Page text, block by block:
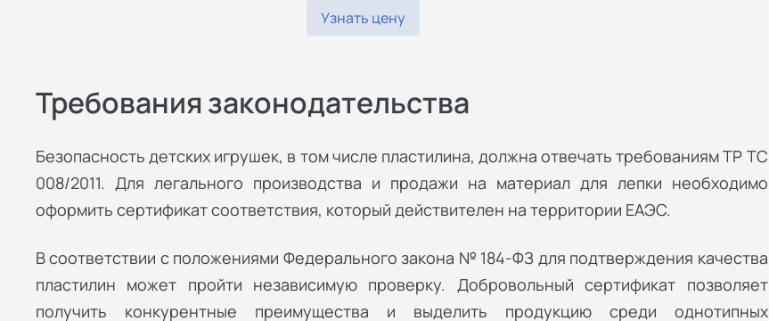
Узнать цену
Требования законодательства
Безопасность детских игрушек, в том числе пластилина, должна отвечать требованиям ТР ТС
008/2011. Для легального производства и продажи на материал для лепки необходимо
оформить сертификат соответствия, который действителен на территории ЕАЭС.
В соответствии с положениями Федерального закона № 184-ФЗ для подтверждения качества
пластилин может пройти независимую проверку. Добровольный сертификат позволяет
получить конкурентные преимущества и выделить продукцию среди однотипных